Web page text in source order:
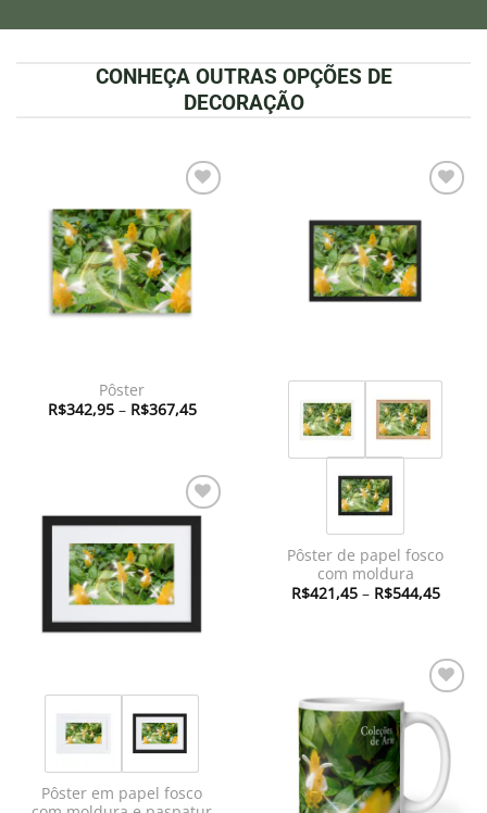
CONHEÇA OUTRAS OPÇÕES DE
DECORAÇÃO
Adicionar
à lista de
desejos
Pôster
R$342,95 – R$367,45Faixa
de
R$367,45
à lista de
desejos
Pôster de papel fosco
com moldura
R$421,45 – R$544,45Faixa
Adicionar
desejos
Pôster em papel fosco
Adicionar
à lista de
desejos